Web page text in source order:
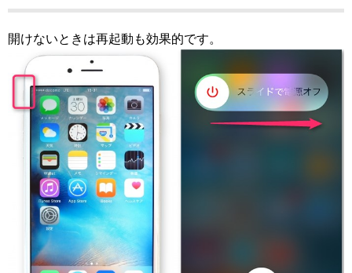
開けないときは再起動も効果的です。